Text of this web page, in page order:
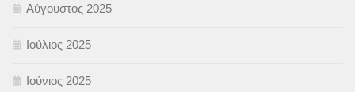
Αύγουστος 2025
Ιούλιος 2025
Ιούνιος 2025